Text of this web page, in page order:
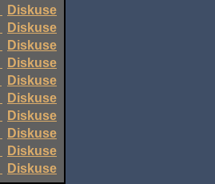
Diskuse
Diskuse
Diskuse
Diskuse
Diskuse
Diskuse
Diskuse
Diskuse
Diskuse
Diskuse